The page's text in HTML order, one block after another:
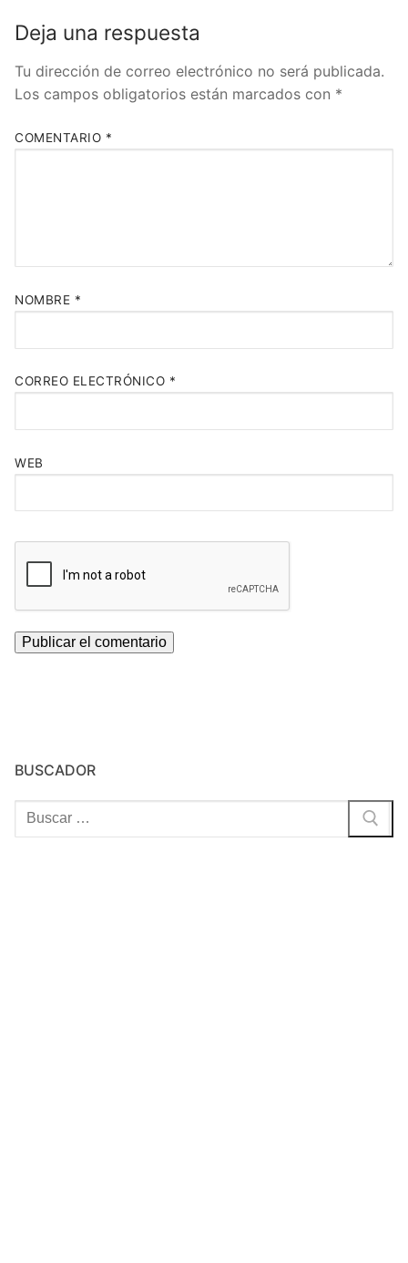
Deja una respuesta
Tu dirección de correo electrónico no será publicada.
Los campos obligatorios están marcados con *
COMENTARIO *
NOMBRE *
CORREO ELECTRÓNICO *
WEB
BUSCADOR
Buscar: